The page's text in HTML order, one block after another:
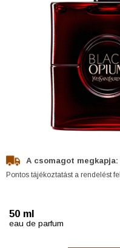
A csomagot megkapja:
Pontos tájékoztatást a rendelést
50 ml
eau de parfum